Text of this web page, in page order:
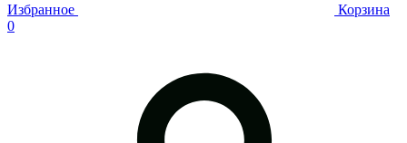
Избранное
Корзина
0